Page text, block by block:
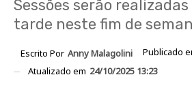
Sessões serão
tarde neste fim de
Escrito Por Anny Malagolini Publicado
Atualizado em 24/10/2025 13:23